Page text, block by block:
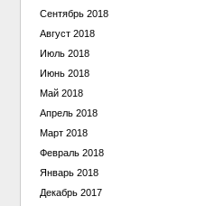
Сентябрь 2018
Август 2018
Июль 2018
Июнь 2018
Май 2018
Апрель 2018
Март 2018
Февраль 2018
Январь 2018
Декабрь 2017